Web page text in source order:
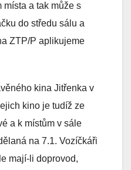
místa a tak může s
do středu sálu a
ZTP/P aplikujeme
kina Jitřenka v
kino je tudíž ze
a k místům v sále
na 7.1. Vozíčkáři
mají-li doprovod,